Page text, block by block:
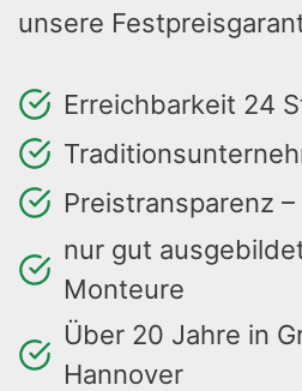
unsere
Erreichbarkeit 24
Preistransparenz
nur gut
Monteure
Über 20 Jahre in
Hannover